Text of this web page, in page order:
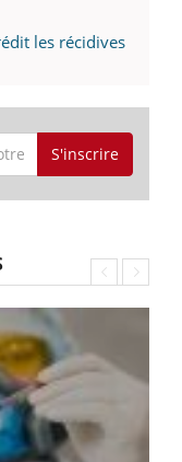
les récidives
S'inscrire